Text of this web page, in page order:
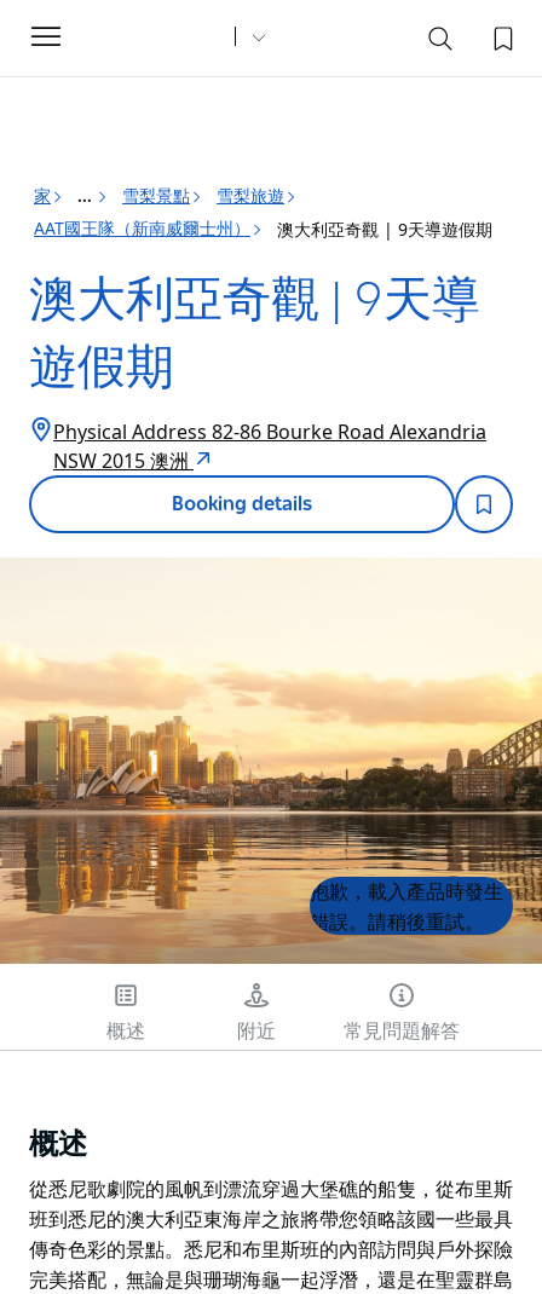
Toggle
navigation
家 ... 雪梨景點
雪梨旅遊
AAT國王隊（新南威爾士州）
澳大利亞奇觀 | 9天導遊假期
澳大利亞奇觀 | 9天導
遊假期
Physical Address 82-86 Bourke Road Alexandria
NSW 2015 澳洲
Booking details
Product
List
Product
List
抱歉，載入產品時發生
錯誤。請稍後重試。
概述 附近 常見問題解答
概述
從悉尼歌劇院的風帆到漂流穿過大堡礁的船隻，從布里斯
班到悉尼的澳大利亞東海岸之旅將帶您領略該國一些最具
傳奇色彩的景點。悉尼和布里斯班的內部訪問與戶外探險
完美搭配，無論是與珊瑚海龜一起浮潛，還是在聖靈群島